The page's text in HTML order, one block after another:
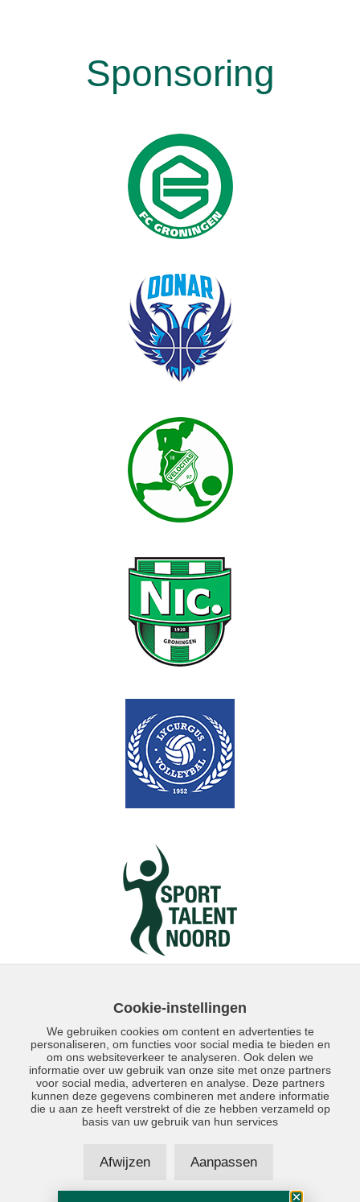
Sponsoring
Direct contact: 050 - 5590230
Cookie-instellingen
We gebruiken cookies om content en advertenties te
personaliseren, om functies voor social media te bieden en
om ons websiteverkeer te analyseren. Ook delen we
informatie over uw gebruik van onze site met onze partners
voor social media, adverteren en analyse. Deze partners
kunnen deze gegevens combineren met andere informatie
die u aan ze heeft verstrekt of die ze hebben verzameld op
basis van uw gebruik van hun services
Afwijzen Aanpassen